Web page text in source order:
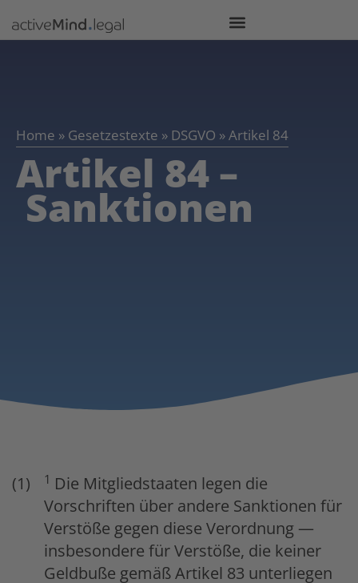
Home » Gesetzestexte » DSGVO »Artikel 84
Artikel 84 –
Sanktionen
1 Die Mitgliedstaaten legen die
Vorschriften über andere Sanktionen für
Verstöße gegen diese Verordnung —
insbesondere für Verstöße, die keiner
Geldbuße gemäß Artikel 83 unterliegen